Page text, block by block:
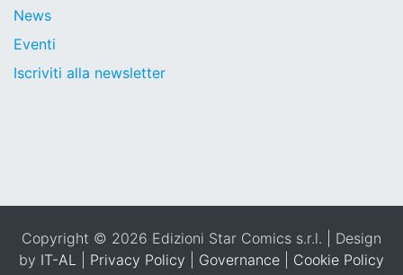
News
Eventi
Iscriviti alla newsletter
Copyright © 2026 Edizioni Star Comics s.r.l. | Design
by IT-AL Privacy Policy Governance Cookie Policy